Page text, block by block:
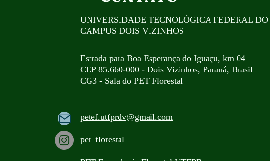
UNIVERSIDADE TECNOLÓGICA FEDERAL
CAMPUS DOIS VIZINHOS
Estrada para Boa Esperança do Iguaçu, km 04
CEP 85.660-000 - Dois Vizinhos, Paraná, Brasil
CG3 - Sala do PET Florestal
petef.utfprdv@gmail.com
pet_florestal